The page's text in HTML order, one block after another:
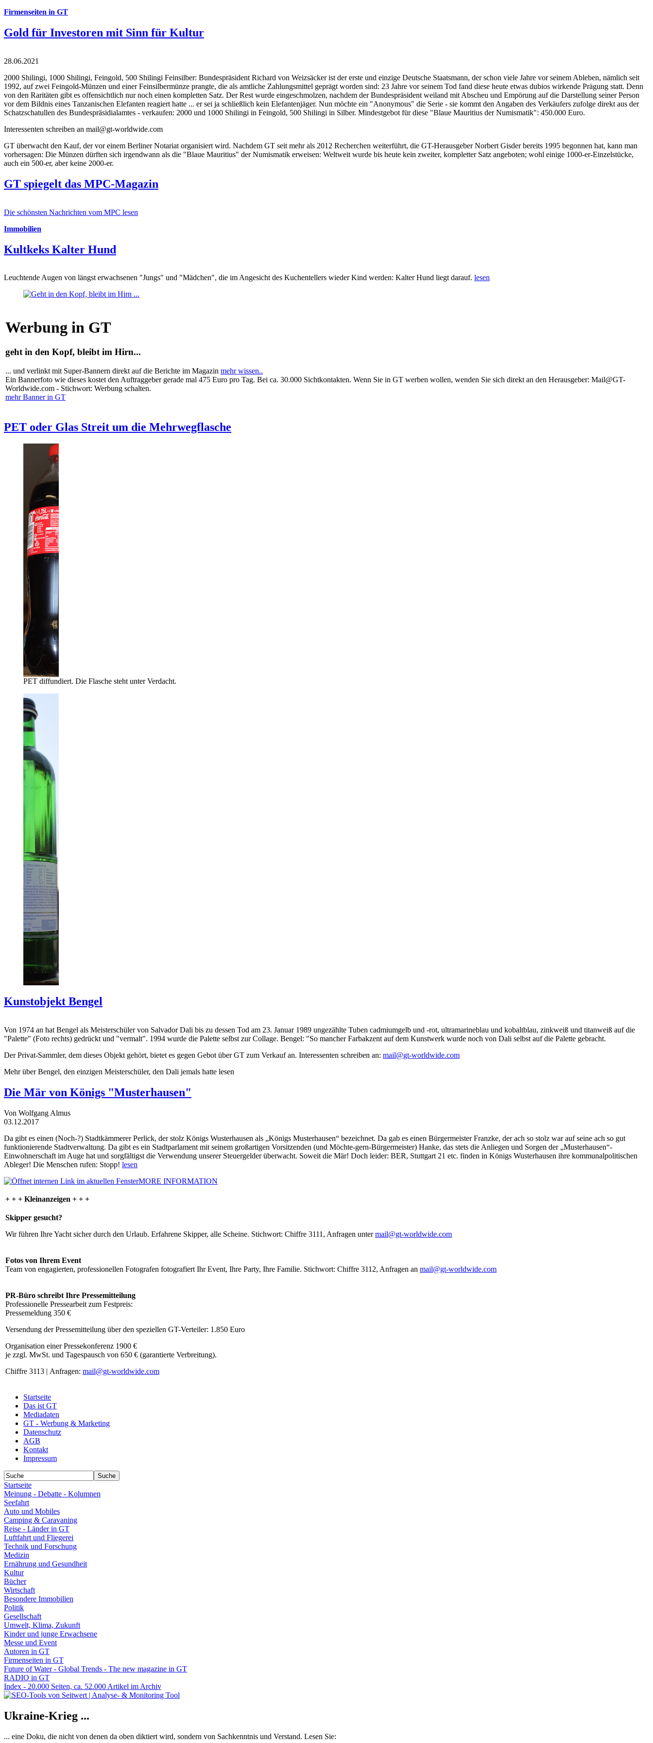
Firmenseiten in GT
Gold für Investoren mit Sinn für Kultur
28.06.2021
2000 Shilingi, 1000 Shilingi, Feingold, 500 Shilingi Feinsilber: Bundespräsident Richard von Weizsäcker ist der erste und einzige Deutsche Staatsmann, der schon viele Jahre vor seinem Ableben, nämlich seit
1992, auf zwei Feingold-Münzen und einer Feinsilbermünze prangte, die als amtliche Zahlungsmittel geprägt worden sind: 23 Jahre vor seinem Tod fand diese heute etwas dubios wirkende Prägung statt. Denn
von den Raritäten gibt es offensichtlich nur noch einen kompletten Satz. Der Rest wurde eingeschmolzen, nachdem der Bundespräsident weiland mit Abscheu und Empörung auf die Darstellung seiner Person
vor dem Bildnis eines Tanzanischen Elefanten reagiert hatte ... er sei ja schließlich kein Elefantenjäger. Nun möchte ein "Anonymous" die Serie - sie kommt den Angaben des Verkäufers zufolge direkt aus der
Schatzschatullen des Bundespräsidialamtes - verkaufen: 2000 und 1000 Shilingi in Feingold, 500 Shilingi in Silber. Mindestgebot für diese "Blaue Mauritius der Numismatik": 450.000 Euro.
Interessenten schreiben an mail@gt-worldwide.com
GT überwacht den Kauf, der vor einem Berliner Notariat organisiert wird. Nachdem GT seit mehr als 2012 Recherchen weiterführt, die GT-Herausgeber Norbert Gisder bereits 1995 begonnen hat, kann man
vorhersagen: Die Münzen dürften sich irgendwann als die "Blaue Mauritius" der Numismatik erweisen: Weltweit wurde bis heute kein zweiter, kompletter Satz angeboten; wohl einige 1000-er-Einzelstücke,
auch ein 500-er, aber keine 2000-er.
GT spiegelt das MPC-Magazin
Die schönsten Nachrichten vom MPC lesen
Immobilien
Kultkeks Kalter Hund
Leuchtende Augen von längst erwachsenen "Jungs" und "Mädchen", die im Angesicht des Kuchentellers wieder Kind werden: Kalter Hund liegt darauf. lesen
Werbung in GT
geht in den Kopf, bleibt im Hirn...
... und verlinkt mit Super-Bannern direkt auf die Berichte im Magazin mehr wissen..
Ein Bannerfoto wie dieses kostet den Auftraggeber gerade mal 475 Euro pro Tag. Bei ca. 30.000 Sichtkontakten. Wenn Sie in GT werben wollen, wenden Sie sich direkt an den Herausgeber: Mail@GT-
Worldwide.com - Stichwort: Werbung schalten.
mehr Banner in GT
PET oder Glas Streit um die Mehrwegflasche
PET diffundiert. Die Flasche steht unter Verdacht.
Kunstobjekt Bengel
Von 1974 an hat Bengel als Meisterschüler von Salvador Dali bis zu dessen Tod am 23. Januar 1989 ungezählte Tuben cadmiumgelb und -rot, ultramarineblau und kobaltblau, zinkweiß und titanweiß auf die
"Palette" (Foto rechts) gedrückt und "vermalt". 1994 wurde die Palette selbst zur Collage. Bengel: "So mancher Farbakzent auf dem Kunstwerk wurde noch von Dali selbst auf die Palette gebracht.
Der Privat-Sammler, dem dieses Objekt gehört, bietet es gegen Gebot über GT zum Verkauf an. Interessenten schreiben an: mail@gt-worldwide.com
Mehr über Bengel, den einzigen Meisterschüler, den Dali jemals hatte lesen
Die Mär von Königs "Musterhausen"
Von Wolfgang Almus
03.12.2017
Da gibt es einen (Noch-?) Stadtkämmerer Perlick, der stolz Königs Wusterhausen als „Königs Musterhausen“ bezeichnet. Da gab es einen Bürgermeister Franzke, der ach so stolz war auf seine ach so gut
funktionierende Stadtverwaltung. Da gibt es ein Stadtparlament mit seinem großartigen Vorsitzenden (und Möchte-gern-Bürgermeister) Hanke, das stets die Anliegen und Sorgen der „Musterhausen“-
Einwohnerschaft im Auge hat und sorgfältigst die Verwendung unserer Steuergelder überwacht. Soweit die Mär! Doch leider: BER, Stuttgart 21 etc. finden in Königs Wusterhausen ihre kommunalpolitischen
Ableger! Die Menschen rufen: Stopp! lesen
MORE INFORMATION
+ + + Kleinanzeigen + + +
Skipper gesucht?
Wir führen Ihre Yacht sicher durch den Urlaub. Erfahrene Skipper, alle Scheine. Stichwort: Chiffre 3111, Anfragen untermail@gt-worldwide.com
Fotos von Ihrem Event
Team von engagierten, professionellen Fotografen fotografiert Ihr Event, Ihre Party, Ihre Familie. Stichwort: Chiffre 3112, Anfragen an mail@gt-worldwide.com
PR-Büro schreibt Ihre Pressemitteilung
Professionelle Pressearbeit zum Festpreis:
Pressemeldung 350 €
Versendung der Pressemitteilung über den speziellen GT-Verteiler: 1.850 Euro
Organisation einer Pressekonferenz 1900 €
je zzgl. MwSt. und Tagespausch von 650 € (garantierte Verbreitung).
Chiffre 3113 | Anfragen: mail@gt-worldwide.com
Startseite
Das ist GT
Mediadaten
GT - Werbung & Marketing
Datenschutz
AGB
Kontakt
Impressum
Startseite
Meinung - Debatte - Kolumnen
Seefahrt
Auto und Mobiles
Camping & Caravaning
Reise - Länder in GT
Luftfahrt und Fliegerei
Technik und Forschung
Medizin
Ernährung und Gesundheit
Kultur
Bücher
Wirtschaft
Besondere Immobilien
Politik
Gesellschaft
Umwelt, Klima, Zukunft
Kinder und junge Erwachsene
Messe und Event
Autoren in GT
Firmenseiten in GT
Future of Water - Global Trends - The new magazine in GT
RADIO in GT
Index - 20.000 Seiten, ca. 52.000 Artikel im Archiv
Ukraine-Krieg ...
... eine Doku, die nicht von denen da oben diktiert wird, sondern von Sachkenntnis und Verstand. Lesen Sie: